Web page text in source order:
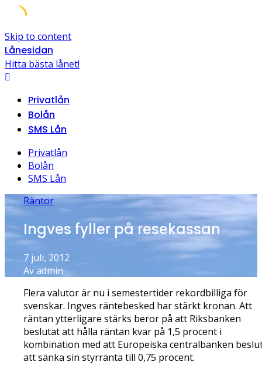
Skip to content
Lånesidan
Hitta bästa lånet!
Privatlån
Bolån
SMS Lån
Privatlån
Bolån
SMS Lån
Räntor
Ingves fyller på resekassan
7 juli, 2012
Av admin
Flera valutor är nu i semestertider rekordbilliga för
svenskar. Ingves räntebesked har stärkt kronan. Att
räntan ytterligare stärks beror på att Riksbanken
beslutat att hålla räntan kvar på 1,5 procent i
kombination med att Europeiska centralbanken
att sänka sin styrränta till 0,75 procent.